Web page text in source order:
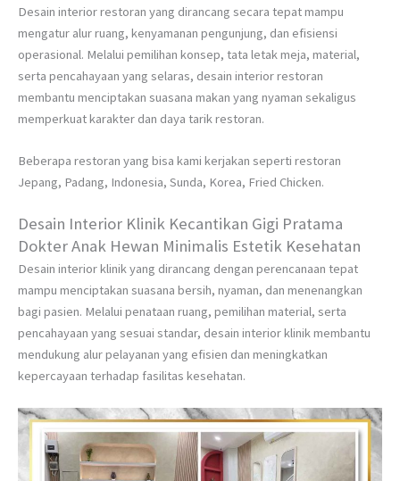
Desain interior restoran yang dirancang secara tepat mampu
mengatur alur ruang, kenyamanan pengunjung, dan efisiensi
operasional. Melalui pemilihan konsep, tata letak meja, material,
serta pencahayaan yang selaras, desain interior restoran
membantu menciptakan suasana makan yang nyaman sekaligus
memperkuat karakter dan daya tarik restoran.
Beberapa restoran yang bisa kami kerjakan seperti restoran
Jepang, Padang, Indonesia, Sunda, Korea, Fried Chicken.
Desain Interior Klinik Kecantikan Gigi Pratama
Dokter Anak Hewan Minimalis Estetik Kesehatan
Desain interior klinik yang dirancang dengan perencanaan tepat
mampu menciptakan suasana bersih, nyaman, dan menenangkan
bagi pasien. Melalui penataan ruang, pemilihan material, serta
pencahayaan yang sesuai standar, desain interior klinik membantu
mendukung alur pelayanan yang efisien dan meningkatkan
kepercayaan terhadap fasilitas kesehatan.